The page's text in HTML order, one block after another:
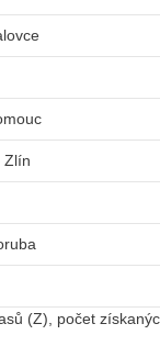
Zlín
(Z), počet